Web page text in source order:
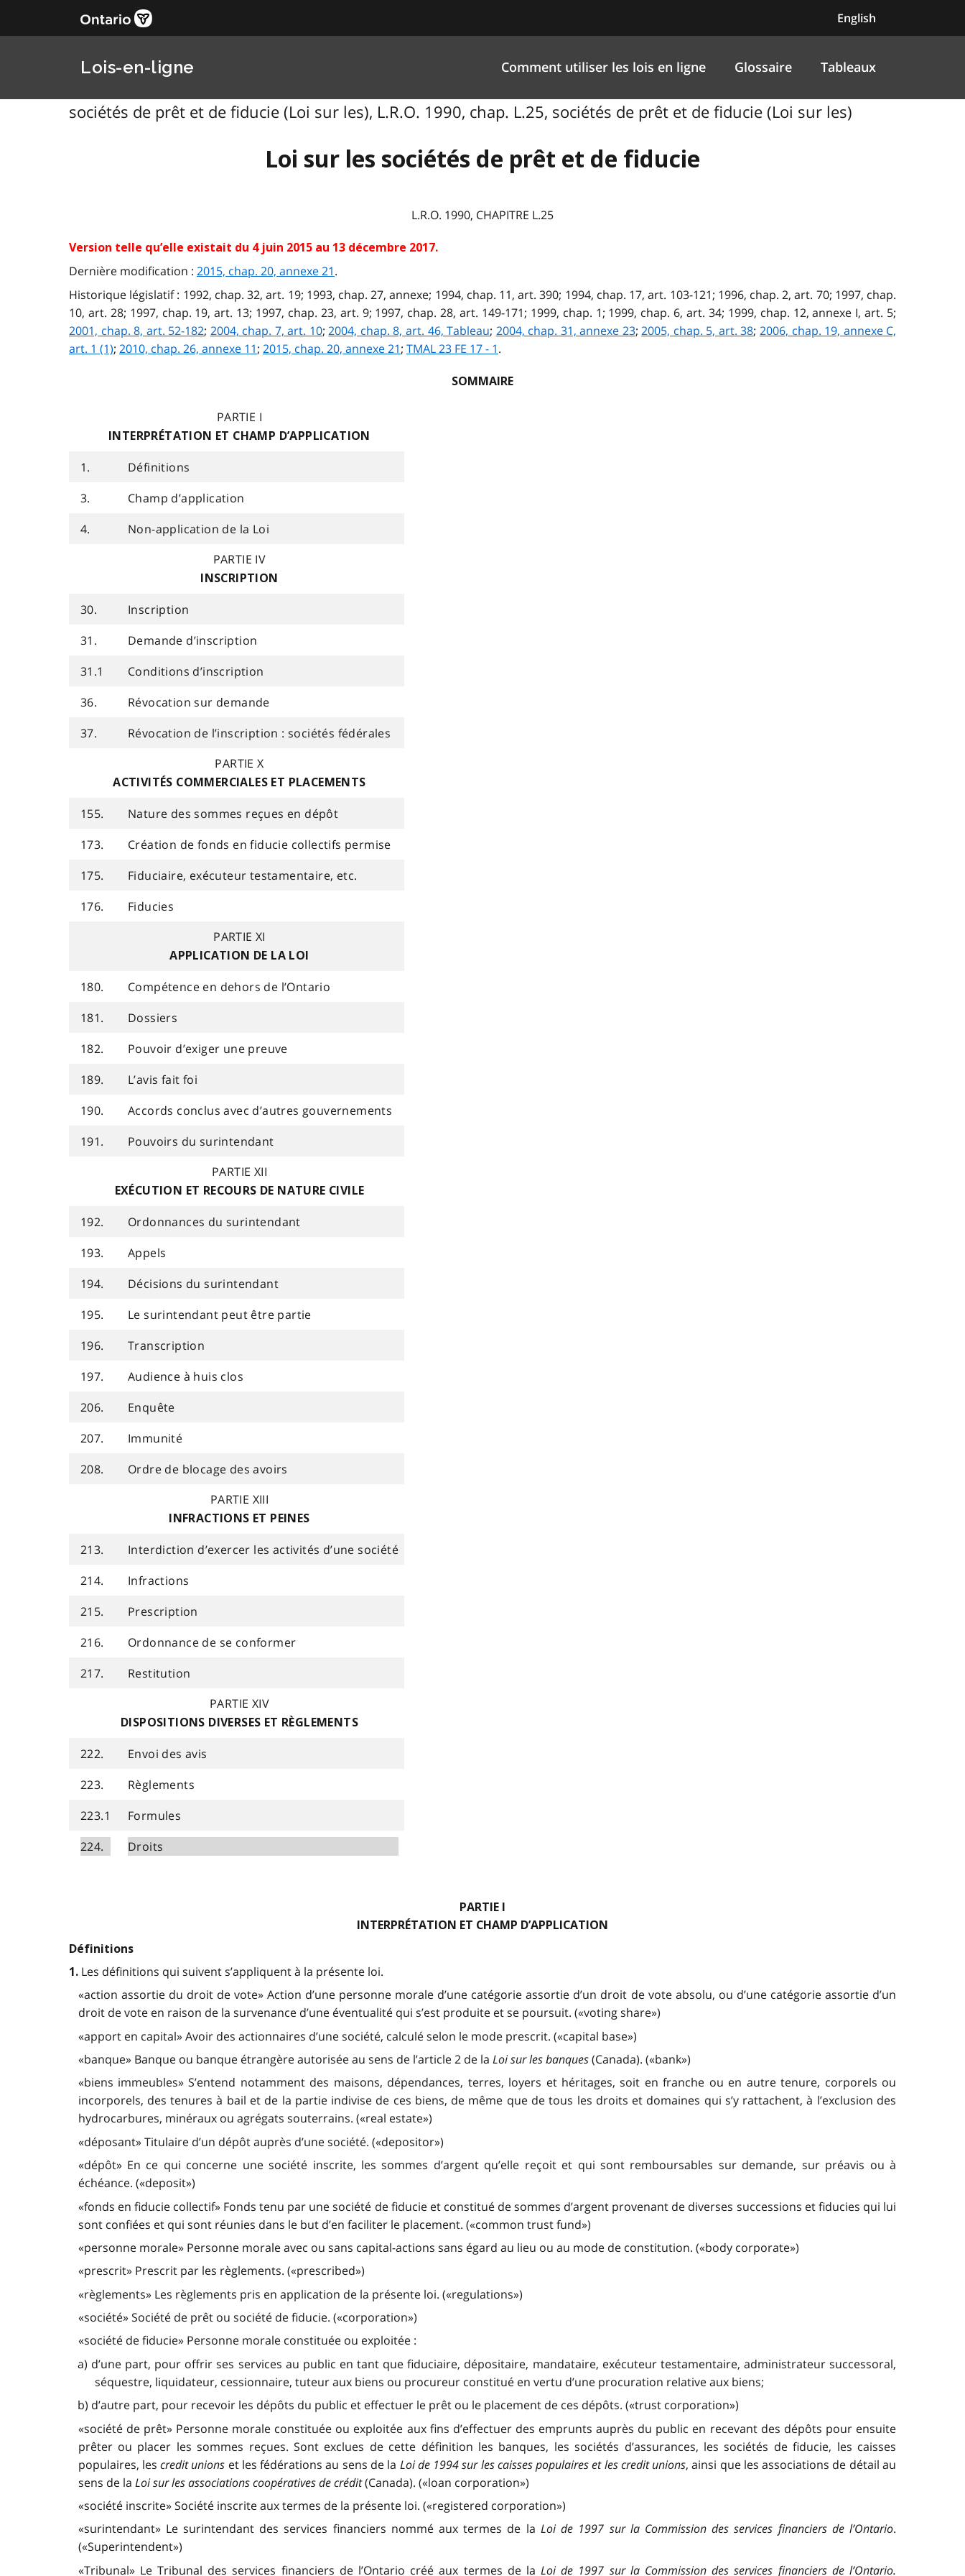
English
Lois-en-ligne Comment utiliser les lois en ligne Glossaire Tableaux
sociétés de prêt et de fiducie (Loi sur les), L.R.O. 1990, chap. L.25, sociétés de prêt et de fiducie (Loi sur les)
Loi sur les sociétés de prêt et de fiducie
L.R.O. 1990, CHAPITRE L.25
Version telle qu’elle existait du 4 juin 2015 au 13 décembre 2017.
Dernière modification : 2015, chap. 20, annexe 21.
Historique législatif : 1992, chap. 32, art. 19; 1993, chap. 27, annexe; 1994, chap. 11, art. 390; 1994, chap. 17, art. 103-121; 1996, chap. 2, art. 70; 1997, chap.
10, art. 28; 1997, chap. 19, art. 13; 1997, chap. 23, art. 9; 1997, chap. 28, art. 149-171; 1999, chap. 1; 1999, chap. 6, art. 34; 1999, chap. 12, annexe I, art. 5;
2001, chap. 8, art. 52-182; 2004, chap. 7, art. 10;2004, chap. 8, art. 46, Tableau; 2004, chap. 31, annexe 23;2005, chap. 5, art. 38; 2006, chap. 19, annexe C,
art. 1 (1); 2010, chap. 26, annexe 11; 2015, chap. 20, annexe 21; TMAL 23 FE 17 - 1.
SOMMAIRE
PARTIE I
INTERPRÉTATION ET CHAMP D’APPLICATION
1.
Définitions
3.
Champ d’application
4.
Non-application de la Loi
PARTIE IV
INSCRIPTION
30.
Inscription
31.
Demande d’inscription
31.1
Conditions d’inscription
36.
Révocation sur demande
37.
Révocation de l’inscription : sociétés fédérales
PARTIE X
ACTIVITÉS COMMERCIALES ET PLACEMENTS
155.
Nature des sommes reçues en dépôt
173.
Création de fonds en fiducie collectifs permise
175.
Fiduciaire, exécuteur testamentaire, etc.
176.
Fiducies
PARTIE XI
APPLICATION DE LA LOI
180.
Compétence en dehors de l’Ontario
181.
Dossiers
182.
Pouvoir d’exiger une preuve
189.
L’avis fait foi
190.
Accords conclus avec d’autres gouvernements
191.
Pouvoirs du surintendant
PARTIE XII
EXÉCUTION ET RECOURS DE NATURE CIVILE
192.
Ordonnances du surintendant
193.
Appels
194.
Décisions du surintendant
195.
Le surintendant peut être partie
196.
Transcription
197.
Audience à huis clos
206.
Enquête
207.
Immunité
208.
Ordre de blocage des avoirs
PARTIE XIII
INFRACTIONS ET PEINES
213.
Interdiction d’exercer les activités d’une société
214.
Infractions
215.
Prescription
216.
Ordonnance de se conformer
217.
Restitution
PARTIE XIV
DISPOSITIONS DIVERSES ET RÈGLEMENTS
222.
Envoi des avis
223.
Règlements
223.1
Formules
224.
Droits
PARTIE I
INTERPRÉTATION ET CHAMP D’APPLICATION
Définitions
1. Les définitions qui suivent s’appliquent à la présente loi.
«action assortie du droit de vote» Action d’une personne morale d’une catégorie assortie d’un droit de vote absolu, ou d’une catégorie assortie d’un
droit de vote en raison de la survenance d’une éventualité qui s’est produite et se poursuit. («voting share»)
«apport en capital» Avoir des actionnaires d’une société, calculé selon le mode prescrit. («capital base»)
«banque» Banque ou banque étrangère autorisée au sens de l’article 2 de la Loi sur les banques(Canada). («bank»)
«biens immeubles» S’entend notamment des maisons, dépendances, terres, loyers et héritages, soit en franche ou en autre tenure, corporels ou
incorporels, des tenures à bail et de la partie indivise de ces biens, de même que de tous les droits et domaines qui s’y rattachent, à l’exclusion des
hydrocarbures, minéraux ou agrégats souterrains. («real estate»)
«déposant» Titulaire d’un dépôt auprès d’une société. («depositor»)
«dépôt» En ce qui concerne une société inscrite, les sommes d’argent qu’elle reçoit et qui sont remboursables sur demande, sur préavis ou à
échéance. («deposit»)
«fonds en fiducie collectif» Fonds tenu par une société de fiducie et constitué de sommes d’argent provenant de diverses successions et fiducies qui lui
sont confiées et qui sont réunies dans le but d’en faciliter le placement. («common trust fund»)
«personne morale» Personne morale avec ou sans capital-actions sans égard au lieu ou au mode de constitution. («body corporate»)
«prescrit» Prescrit par les règlements. («prescribed»)
«règlements» Les règlements pris en application de la présente loi. («regulations»)
«société» Société de prêt ou société de fiducie. («corporation»)
«société de fiducie» Personne morale constituée ou exploitée :
a) d’une part, pour offrir ses services au public en tant que fiduciaire, dépositaire, mandataire, exécuteur testamentaire, administrateur successoral,
séquestre, liquidateur, cessionnaire, tuteur aux biens ou procureur constitué en vertu d’une procuration relative aux biens;
b) d’autre part, pour recevoir les dépôts du public et effectuer le prêt ou le placement de ces dépôts. («trust corporation»)
«société de prêt» Personne morale constituée ou exploitée aux fins d’effectuer des emprunts auprès du public en recevant des dépôts pour ensuite
prêter ou placer les sommes reçues. Sont exclues de cette définition les banques, les sociétés d’assurances, les sociétés de fiducie, les caisses
populaires, lescredit unions et les fédérations au sens de la Loi de 1994 sur les caisses populaires et les credit unions, ainsi que les associations de détail au
sens de la Loi sur les associations coopératives de crédit(Canada). («loan corporation»)
«société inscrite» Société inscrite aux termes de la présente loi. («registered corporation»)
«surintendant» Le surintendant des services financiers nommé aux termes de la Loi de 1997 sur la Commission des services financiers de l’Ontario.
(«Superintendent»)
«Tribunal» Le Tribunal des services financiers de l’Ontario créé aux termes de laLoi de 1997 sur la Commission des services financiers de l’Ontario.